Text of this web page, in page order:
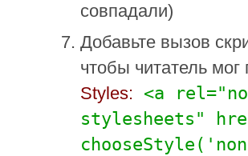
совпадали)
Добавьте вызов
чтобы читатель
Styles: <a
stylesheets"